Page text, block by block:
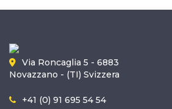
Via Roncaglia 5 - 6883
Novazzano - (TI) Svizzera
+41 (0) 91 695 54 54